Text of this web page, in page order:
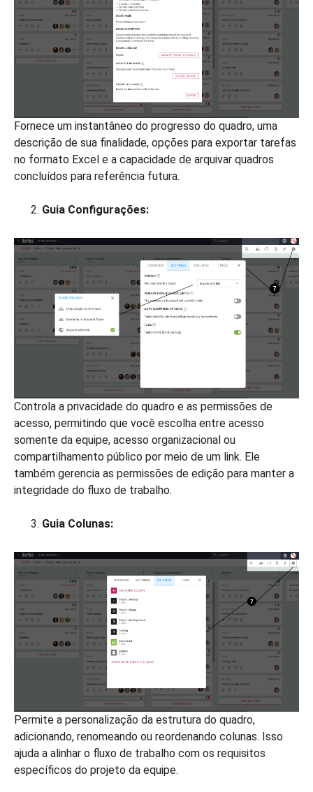
Fornece um instantâneo do progresso do quadro, uma
descrição de sua finalidade, opções para exportar tarefas
no formato Excel e a capacidade de arquivar quadros
concluídos para referência futura.
Guia Configurações:
Controla a privacidade do quadro e as permissões de
acesso, permitindo que você escolha entre acesso
somente da equipe, acesso organizacional ou
compartilhamento público por meio de um link. Ele
também gerencia as permissões de edição para manter a
integridade do fluxo de trabalho.
Guia Colunas:
Permite a personalização da estrutura do quadro,
adicionando, renomeando ou reordenando colunas. Isso
ajuda a alinhar o fluxo de trabalho com os requisitos
específicos do projeto da equipe.